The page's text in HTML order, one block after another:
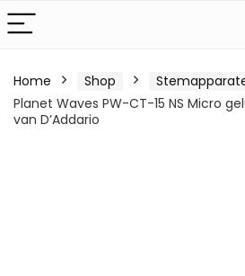
Home Shop
Planet Waves PW-CT-15 NS Micro
van D’Addario